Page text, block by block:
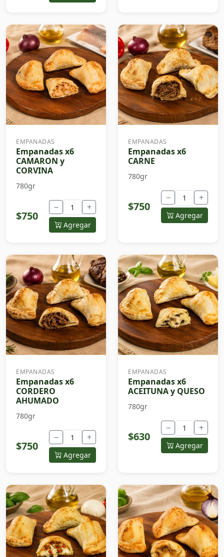
EMPANADAS
Empanadas x6
CAMARON y
CORVINA
780gr
$750
− +
Agregar
EMPANADAS
Empanadas x6
CARNE
780gr
$750
− +
Agregar
EMPANADAS
Empanadas x6
CORDERO
AHUMADO
780gr
$750
− +
Agregar
EMPANADAS
Empanadas x6
ACEITUNA y QUESO
780gr
$630
− +
Agregar